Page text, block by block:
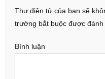
Thư điện tử của bạn sẽ
trường bắt buộc được đánh
Bình luận